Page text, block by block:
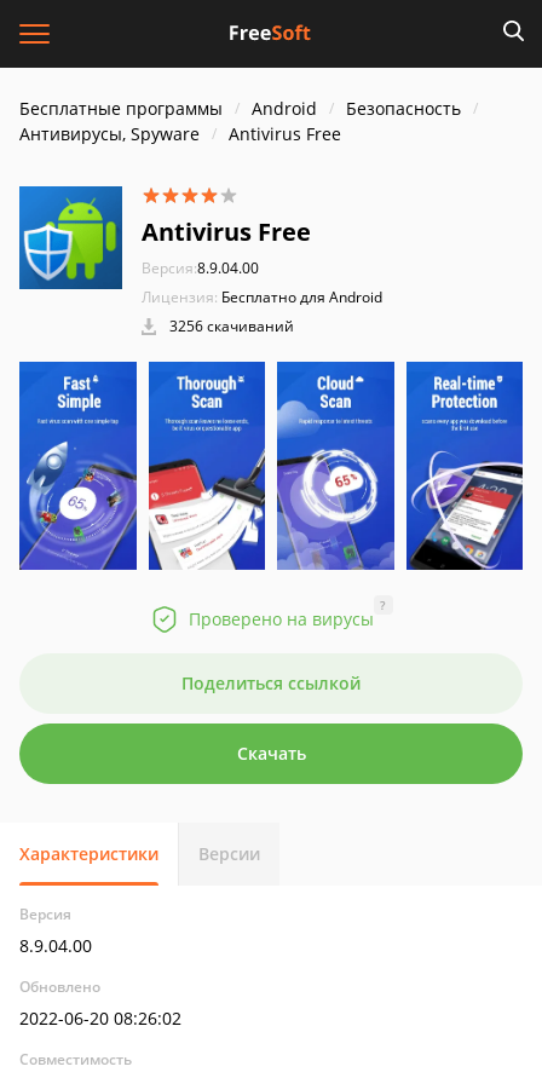
Бесплатные программы Android
Безопасность
Антивирусы, Spyware
Antivirus Free
Antivirus Free
Версия:8.9.04.00
Лицензия: Бесплатно для Android
3256 скачиваний
Проверено на вирусы
?
Поделиться ссылкой
Скачать
Характеристики Версии
Версия
8.9.04.00
Обновлено
2022-06-20 08:26:02
Совместимость